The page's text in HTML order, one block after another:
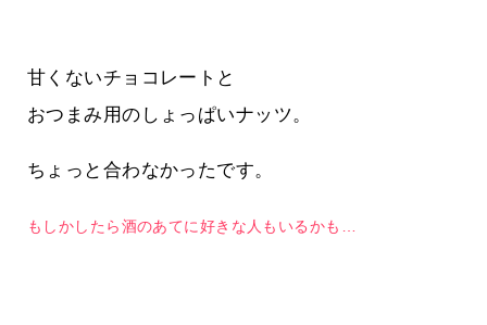
甘くないチョコレートと
おつまみ用のしょっぱいナッツ。
ちょっと合わなかったです。
もしかしたら酒のあてに好きな人もいるかも…